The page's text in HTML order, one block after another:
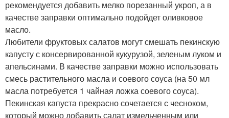
рекомендуется добавить мелко порезанный укроп, а в
качестве заправки оптимально подойдет оливковое
масло.
Любители фруктовых салатов могут смешать пекинскую
капусту с консервированной кукурузой, зеленым луком и
апельсинами. В качестве заправки можно использовать
смесь растительного масла и соевого соуса (на 50 мл
масла потребуется 1 чайная ложка соевого соуса).
Пекинская капуста прекрасно сочетается с чесноком,
который можно добавить салат измельченным или